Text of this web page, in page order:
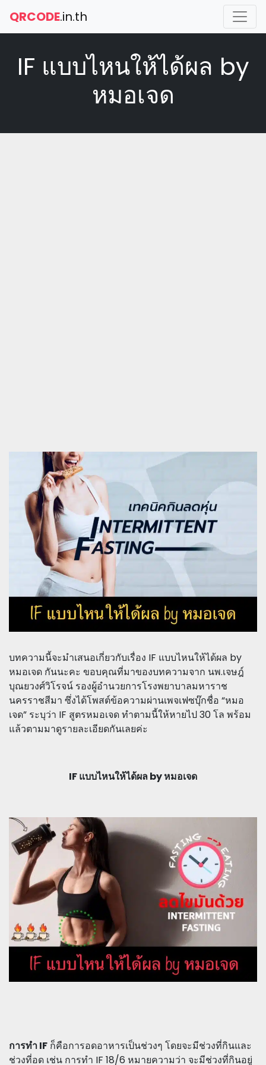
QRCODE.in.th
IF แบบไหนให้ได้ผล by
หมอเจด
บทความนี้จะมำเสนอเกี่ยวกับเรื่อง IF แบบไหนให้ได้ผล by
หมอเจด กันนะคะ ขอบคุณที่มาของบทความจาก นพ.เจษฎ์
บุณยวงศ์วิโรจน์ รองผู้อำนวยการโรงพยาบาลมหาราช
นครราชสีมา ซึ่งได้โพสต์ข้อความผ่านเพจเฟซบุ๊กชื่อ “หมอ
เจด” ระบุว่า IF สูตรหมอเจด ทำตามนี้ให้หายไป 30 โล พร้อม
แล้วตามมาดูรายละเอียดกันเลยค่ะ
IF แบบไหนให้ได้ผล by หมอเจด
การทำ IF ก็คือการอดอาหารเป็นช่วงๆ โดยจะมีช่วงที่กินและ
ช่วงที่อด เช่น การทำ IF 18/6 หมายความว่า จะมีช่วงที่กินอยู่